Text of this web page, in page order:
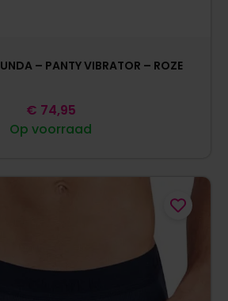
– PANTY VIBRATOR – ROZE
Op voorraad
€ 74,95